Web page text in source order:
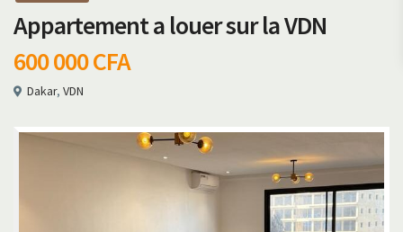
Appartement a louer sur la VDN
600 000 CFA
Dakar, VDN